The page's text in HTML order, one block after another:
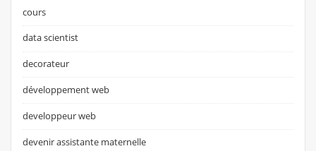
cours
data scientist
decorateur
développement web
developpeur web
devenir assistante maternelle